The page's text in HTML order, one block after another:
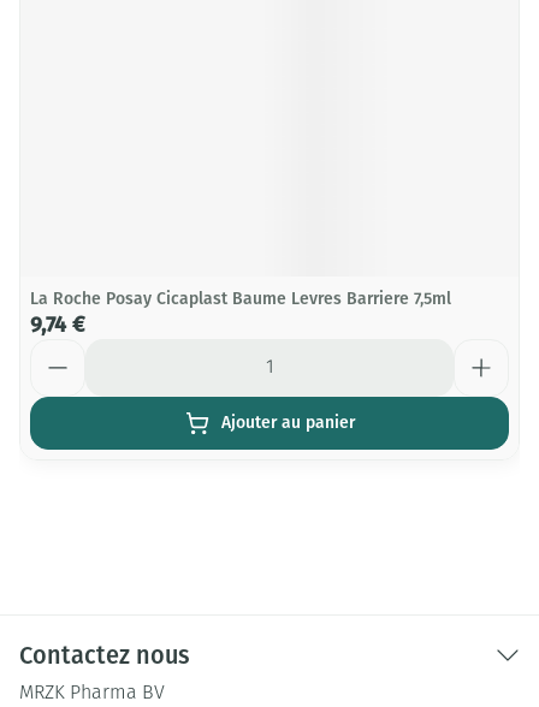
La Roche Posay Cicaplast Baume Levres Barriere 7,5ml
9,74 €
Ajouter au panier
Contactez nous
MRZK Pharma BV